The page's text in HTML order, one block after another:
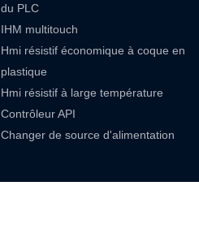
du PLC
IHM multitouch
Hmi résistif économique à coque en
plastique
Hmi résistif à large température
Contrôleur API
Changer de source d'alimentation